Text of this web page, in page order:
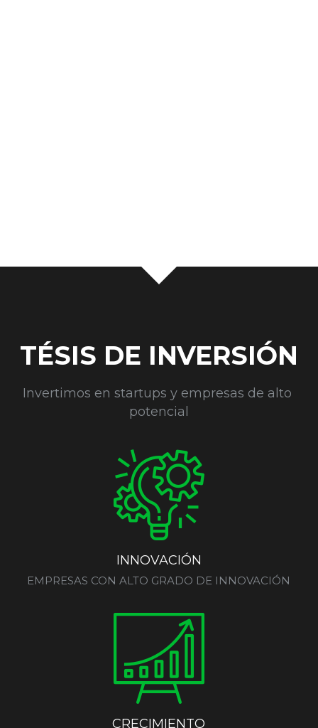
TÉSIS DE INVERSIÓN
Invertimos en startups y empresas de alto
potencial
INNOVACIÓN
EMPRESAS CON ALTO GRADO DE INNOVACIÓN
CRECIMIENTO